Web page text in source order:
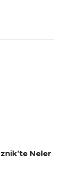
Neler